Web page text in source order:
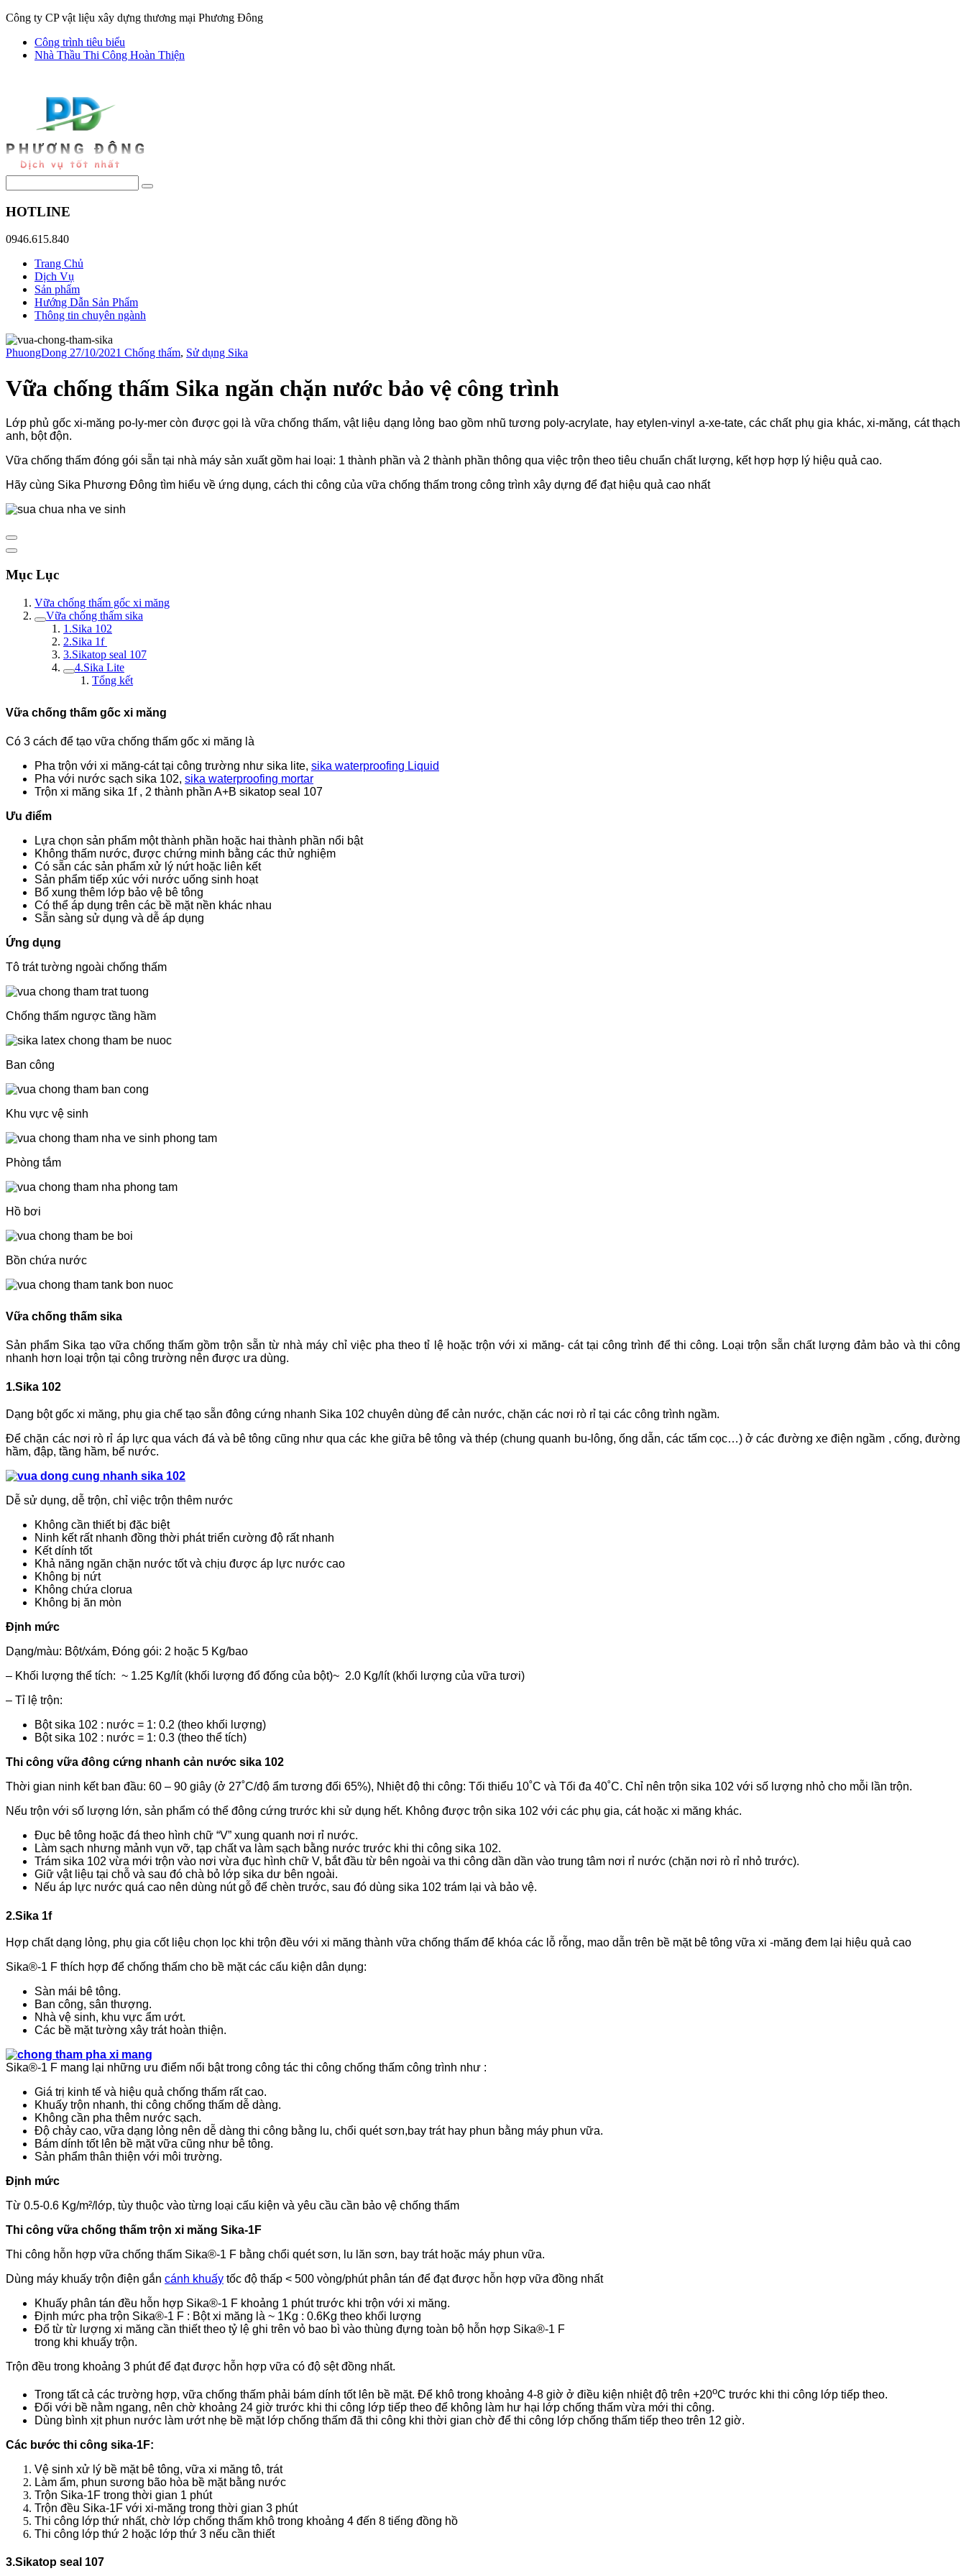
Công ty CP vật liệu xây dựng thương mại Phương Đông
Công trình tiêu biểu
Nhà Thầu Thi Công Hoàn Thiện
HOTLINE
0946.615.840
Trang Chủ
Dịch Vụ
Sản phẩm
Hướng Dẫn Sản Phẩm
Thông tin chuyên ngành
PhuongDong 27/10/2021 Chống thấm, Sử dụng Sika
Vữa chống thấm Sika ngăn chặn nước bảo vệ công trình
Lớp phủ gốc xi-măng po-ly-mer còn được gọi là vữa chống thấm, vật liệu dạng lỏng bao gồm nhũ tương poly-acrylate, hay etylen-vinyl a-xe-tate, các chất phụ gia khác, xi-măng, cát thạch
anh, bột độn.
Vữa chống thấm đóng gói sẵn tại nhà máy sản xuất gồm hai loại: 1 thành phần và 2 thành phần thông qua việc trộn theo tiêu chuẩn chất lượng, kết hợp hợp lý hiệu quả cao.
Hãy cùng Sika Phương Đông tìm hiểu về ứng dụng, cách thi công của vữa chống thấm trong công trình xây dựng để đạt hiệu quả cao nhất
Mục Lục
Vữa chống thấm gốc xi măng
Vữa chống thấm sika
1.Sika 102
2.Sika 1f
3.Sikatop seal 107
4.Sika Lite
Tổng kết
Vữa chống thấm gốc xi măng
Có 3 cách để tạo vữa chống thấm gốc xi măng là
Pha trộn với xi măng-cát tại công trường như sika lite, sika waterproofing Liquid
Pha với nước sạch sika 102, sika waterproofing mortar
Trộn xi măng sika 1f , 2 thành phần A+B sikatop seal 107
Ưu điểm
Lựa chọn sản phẩm một thành phần hoặc hai thành phần nổi bật
Không thấm nước, được chứng minh bằng các thử nghiệm
Có sẵn các sản phẩm xử lý nứt hoặc liên kết
Sản phẩm tiếp xúc với nước uống sinh hoạt
Bổ xung thêm lớp bảo vệ bê tông
Có thể áp dụng trên các bề mặt nền khác nhau
Sẵn sàng sử dụng và dễ áp ​​dụng
Ứng dụng
Tô trát tường ngoài chống thấm
Chống thấm ngược tầng hầm
Ban công
Khu vực vệ sinh
Phòng tắm
Hồ bơi
Bồn chứa nước
Vữa chống thấm sika
Sản phẩm Sika tạo vữa chống thấm gồm trộn sẵn từ nhà máy chỉ việc pha theo tỉ lệ hoặc trộn với xi măng- cát tại công trình để thi công. Loại trộn sẵn chất lượng đảm bảo và thi công
nhanh hơn loại trộn tại công trường nên được ưa dùng.
1.Sika 102
Dạng bột gốc xi măng, phụ gia chế tạo sẵn đông cứng nhanh Sika 102 chuyên dùng để cản nước, chặn các nơi rò rỉ tại các công trình ngầm.
Để chặn các nơi rò rỉ áp lực qua vách đá và bê tông cũng như qua các khe giữa bê tông và thép (chung quanh bu-lông, ống dẫn, các tấm cọc…) ở các đường xe điện ngầm , cống, đường
hầm, đập, tầng hầm, bể nước.
Dễ sử dụng, dễ trộn, chỉ việc trộn thêm nước
Không cần thiết bị đặc biệt
Ninh kết rất nhanh đồng thời phát triển cường độ rất nhanh
Kết dính tốt
Khả năng ngăn chặn nước tốt và chịu được áp lực nước cao
Không bị nứt
Không chứa clorua
Không bị ăn mòn
Định mức
Dạng/màu: Bột/xám, Đóng gói: 2 hoặc 5 Kg/bao
– Khối lượng thể tích: ~ 1.25 Kg/lít (khối lượng đổ đống của bột)~ 2.0 Kg/lít (khối lượng của vữa tươi)
– Tỉ lệ trộn:
Bột sika 102 : nước = 1: 0.2 (theo khối lượng)
Bột sika 102 : nước = 1: 0.3 (theo thể tích)
Thi công vữa đông cứng nhanh cản nước sika 102
Thời gian ninh kết ban đầu: 60 – 90 giây (ở 27˚C/độ ẩm tương đối 65%), Nhiệt độ thi công: Tối thiểu 10˚C và Tối đa 40˚C. Chỉ nên trộn sika 102 với số lượng nhỏ cho mỗi lần trộn.
Nếu trộn với số lượng lớn, sản phẩm có thể đông cứng trước khi sử dụng hết. Không được trộn sika 102 với các phụ gia, cát hoặc xi măng khác.
Đục bê tông hoặc đá theo hình chữ “V” xung quanh nơi rỉ nước.
Làm sạch nhưng mảnh vụn vỡ, tạp chất va làm sạch bằng nước trước khi thi công sika 102.
Trám sika 102 vừa mới trộn vào nơi vừa đục hình chữ V, bắt đầu từ bên ngoài va thi công dần dần vào trung tâm nơi rỉ nước (chặn nơi rò rỉ nhỏ trước).
Giữ vật liệu tại chỗ và sau đó chà bỏ lớp sika dư bên ngoài.
Nếu áp lực nước quá cao nên dùng nút gỗ để chèn trước, sau đó dùng sika 102 trám lại và bảo vệ.
2.Sika 1f
Hợp chất dạng lỏng, phụ gia cốt liệu chọn lọc khi trộn đều với xi măng thành vữa chống thấm để khóa các lỗ rỗng, mao dẫn trên bề mặt bê tông vữa xi -măng đem lại hiệu quả cao
Sika®-1 F thích hợp để chống thấm cho bề mặt các cấu kiện dân dụng:
Sàn mái bê tông.
Ban công, sân thượng.
Nhà vệ sinh, khu vực ẩm ướt.
Các bề mặt tường xây trát hoàn thiện.
Sika®-1 F mang lại những ưu điểm nổi bật trong công tác thi công chống thấm công trình như :
Giá trị kinh tế và hiệu quả chống thấm rất cao.
Khuấy trộn nhanh, thi công chống thấm dễ dàng.
Không cần pha thêm nước sạch.
Độ chảy cao, vữa dạng lỏng nên dễ dàng thi công bằng lu, chổi quét sơn,bay trát hay phun bằng máy phun vữa.
Bám dính tốt lên bề mặt vữa cũng như bê tông.
Sản phẩm thân thiện với môi trường.
Định mức
Từ 0.5-0.6 Kg/m²/lớp, tùy thuộc vào từng loại cấu kiện và yêu cầu cần bảo vệ chống thấm
Thi công vữa chống thấm trộn xi măng Sika-1F
Thi công hỗn hợp vữa chống thấm Sika®-1 F bằng chổi quét sơn, lu lăn sơn, bay trát hoặc máy phun vữa.
Dùng máy khuấy trộn điện gắn cánh khuấy tốc độ thấp < 500 vòng/phút phân tán để đạt được hỗn hợp vữa đồng nhất
Khuấy phân tán đều hỗn hợp Sika®-1 F khoảng 1 phút trước khi trộn với xi măng.
Định mức pha trộn Sika®-1 F : Bột xi măng là ~ 1Kg : 0.6Kg theo khối lượng
Đổ từ từ lượng xi măng cần thiết theo tỷ lệ ghi trên vỏ bao bì vào thùng đựng toàn bộ hỗn hợp Sika®-1 F
trong khi khuấy trộn.
Trộn đều trong khoảng 3 phút để đạt được hỗn hợp vữa có độ sệt đồng nhất.
Trong tất cả các trường hợp, vữa chống thấm phải bám dính tốt lên bề mặt. Để khô trong khoảng 4-8 giờ ở điều kiện nhiệt độ trên +20oC trước khi thi công lớp tiếp theo.
Đối với bề nằm ngang, nên chờ khoảng 24 giờ trước khi thi công lớp tiếp theo để không làm hư hại lớp chống thấm vừa mới thi công.
Dùng bình xịt phun nước làm ướt nhẹ bề mặt lớp chống thấm đã thi công khi thời gian chờ để thi công lớp chống thấm tiếp theo trên 12 giờ.
Các bước thi công sika-1F:
Vệ sinh xử lý bề mặt bê tông, vữa xi măng tô, trát
Làm ẩm, phun sương bão hòa bề mặt bằng nước
Trộn Sika-1F trong thời gian 1 phút
Trộn đều Sika-1F với xi-măng trong thời gian 3 phút
Thi công lớp thứ nhất, chờ lớp chống thấm khô trong khoảng 4 đến 8 tiếng đồng hồ
Thi công lớp thứ 2 hoặc lớp thứ 3 nếu cần thiết
3.Sikatop seal 107